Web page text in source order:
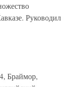
Руководил
Браймор,